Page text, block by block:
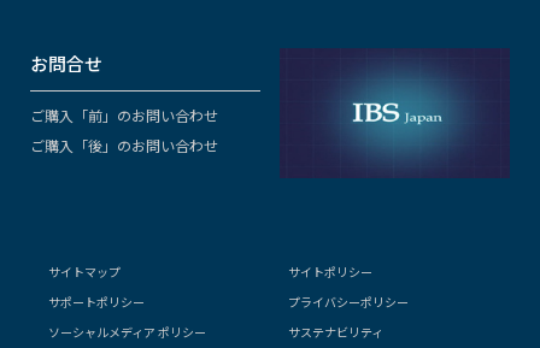
お問合せ
ご購入「前」のお問い合わせ
ご購入「後」のお問い合わせ
サイトマップ
サイトポリシー
サポートポリシー
プライバシーポリシー
ソーシャルメディア ポリシー
サステナビリティ